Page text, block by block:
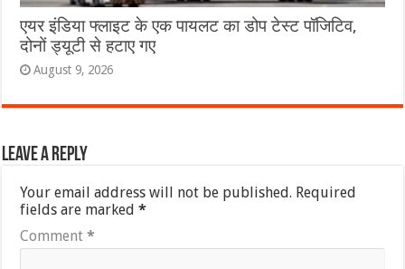
एयर इंडिया फ्लाइट के एक पायलट का डोप टेस्ट पॉजिटिव,
दोनों ड्यूटी से हटाए गए
August 9, 2026
Leave a Reply
Your email address will not be published. Required
fields are marked*
Comment*